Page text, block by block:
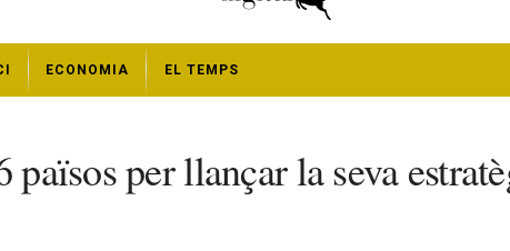
ECONOMIA EL TEMPS
per llançar la seva